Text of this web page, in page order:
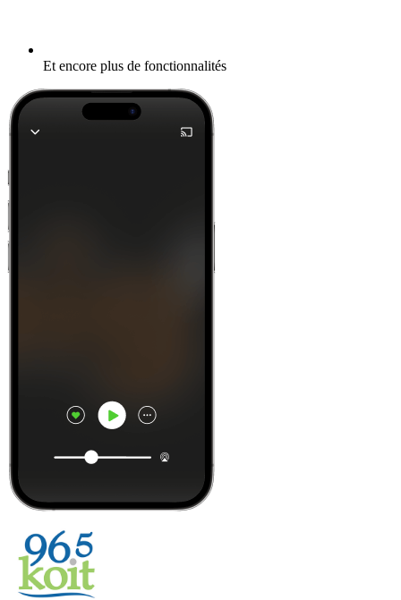
Et encore plus de fonctionnalités